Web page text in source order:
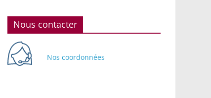
Nous contacter
Nos coordonnées